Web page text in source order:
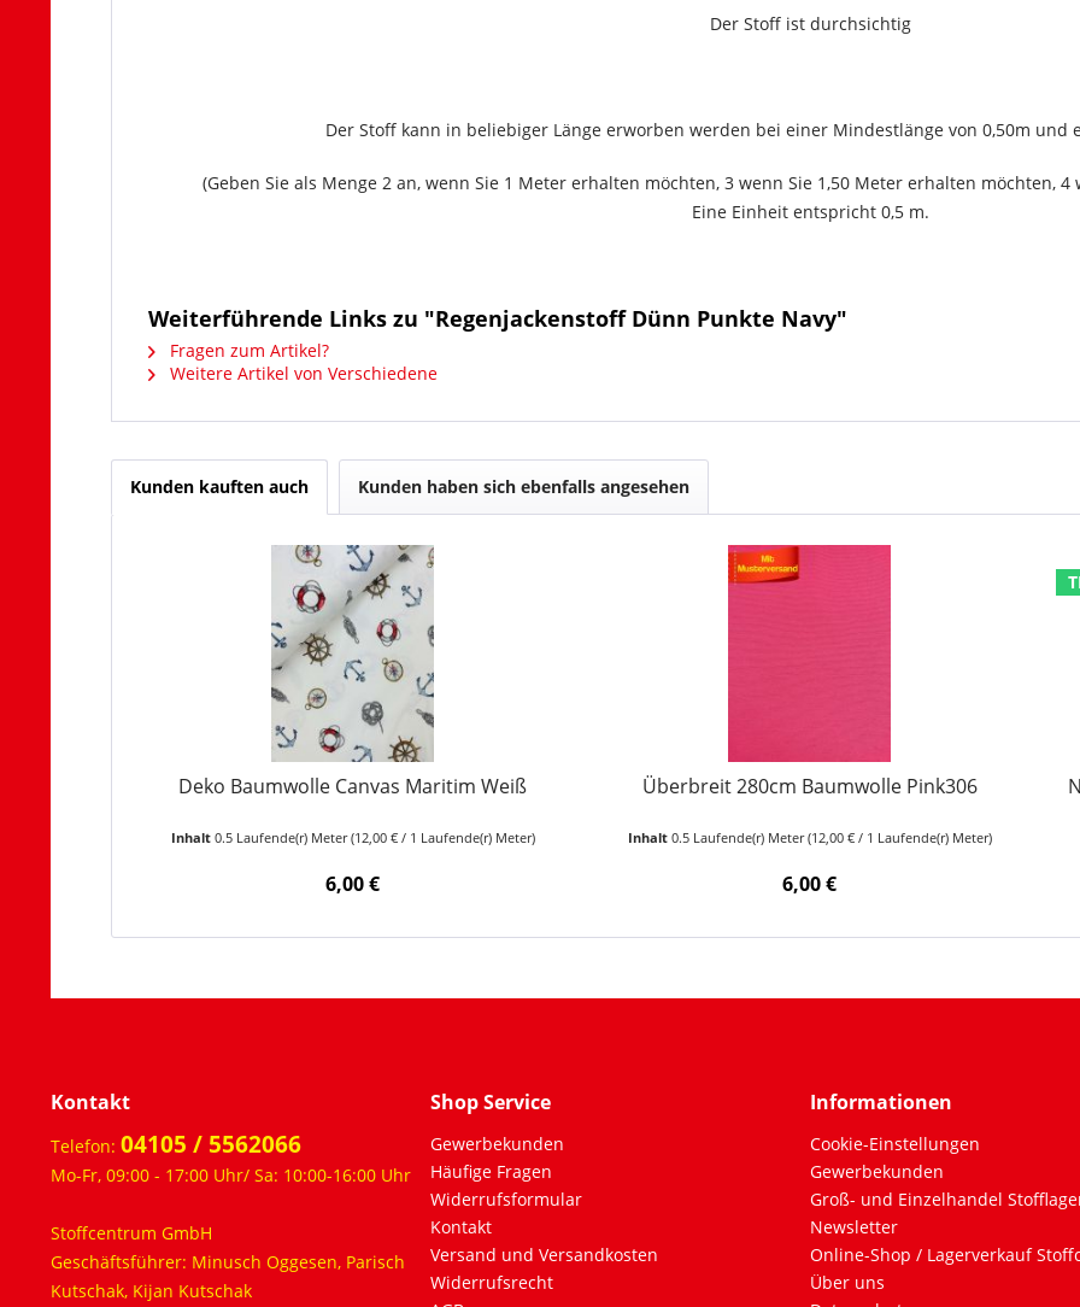
Der Stoff ist durchsichtig
Der Stoff kann in beliebiger Länge erworben werden bei einer Mindestlänge von 0,50m und
(Geben Sie als Menge 2 an, wenn Sie 1 Meter erhalten möchten, 3 wenn Sie 1,50 Meter erhalten möchten,
Eine Einheit entspricht 0,5 m.
Weiterführende Links zu "Regenjackenstoff Dünn Punkte Navy"
Fragen zum Artikel?
Weitere Artikel von Verschiedene
Kunden kauften auch Kunden haben sich ebenfalls angesehen
Deko Baumwolle Canvas Maritim Weiß
Inhalt 0.5 Laufende(r) Meter(12,00 € / 1 Laufende(r) Meter)
6,00 €
Überbreit 280cm Baumwolle Pink306
Inhalt 0.5 Laufende(r) Meter(12,00 € / 1 Laufende(r) Meter)
6,00 €
Kontakt
Telefon: 04105 / 5562066
Mo-Fr, 09:00 - 17:00 Uhr/ Sa: 10:00-16:00 Uhr
Stoffcentrum GmbH
Geschäftsführer: Minusch Oggesen, Parisch
Kutschak, Kijan Kutschak
Shop Service
Gewerbekunden
Häufige Fragen
Widerrufsformular
Kontakt
Versand und Versandkosten
Widerrufsrecht
Informationen
Cookie-Einstellungen
Gewerbekunden
Groß- und Einzelhandel
Newsletter
Online-Shop / Lagerverkauf
Über uns